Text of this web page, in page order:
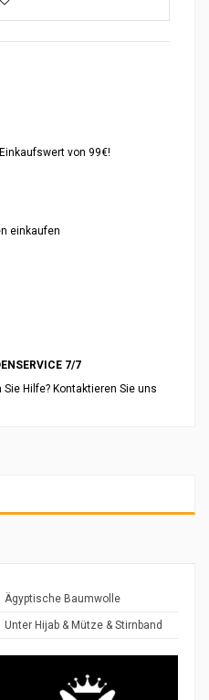
von 99€!
einkaufen
7/7
Hilfe? Kontaktieren Sie uns
Ägyptische Baumwolle
Unter Hijab & Mütze & Stirnband